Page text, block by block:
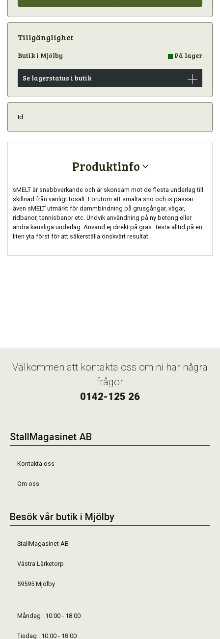
Tillgänglighet
Butik i Mjölby På lager
Se lagerstatus i butik
Id:
Produktinfo
sMELT är snabbverkande och är skonsam mot de flesta underlag till
skillnad från vanligt tösalt. Förutom att smälta snö och is passar
även sMELT utmärkt för dammbindning på grusgångar, vägar,
ridbanor, tennisbanor etc. Undvik användning på ny betong eller
andra känsliga underlag. Använd ej direkt på gräs. Testa alltid på en
liten yta först för att säkerställa önskvärt resultat.
Välkommen att kontakta oss om ni har några
frågor
0142-125 26
StallMagasinet AB
Kontakta oss
Om oss
Besök vår butik i Mjölby
StallMagasinet AB
Västra Lärketorp
59595 Mjölby
Måndag : 10:00 - 18:00
Tisdag : 10:00 - 18:00